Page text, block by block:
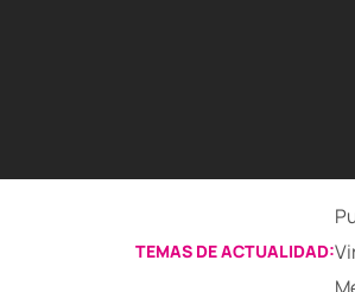
TEMAS DE ACTUALIDAD: